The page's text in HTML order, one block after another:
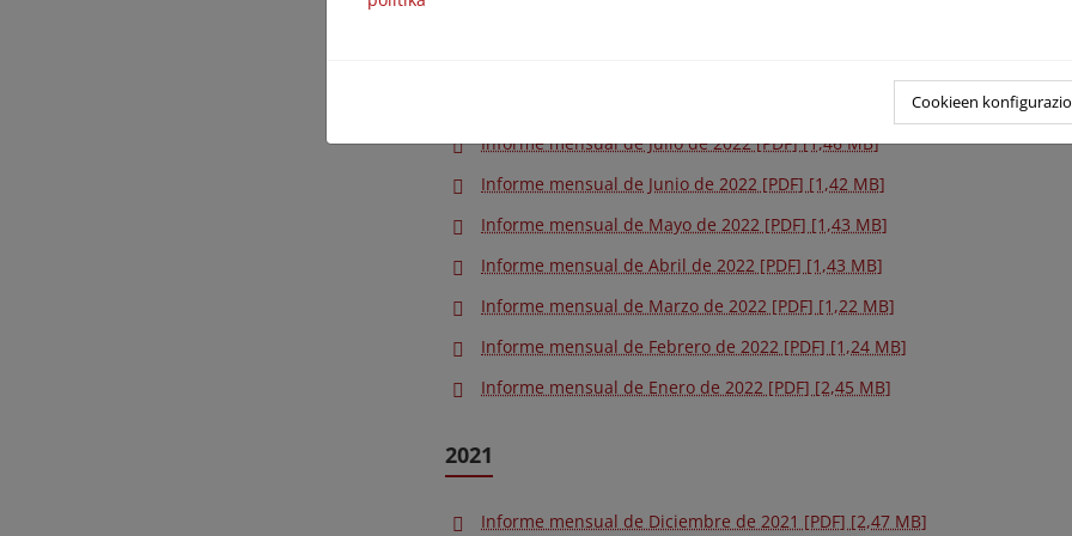
Informe mensual de Julio de 2022 [PDF] [1,46 MB]
Informe mensual de Junio de 2022 [PDF] [1,42 MB]
Informe mensual de Mayo de 2022 [PDF] [1,43 MB]
Informe mensual de Abril de 2022 [PDF] [1,43 MB]
Informe mensual de Marzo de 2022 [PDF] [1,22 MB]
Informe mensual de Febrero de 2022 [PDF] [1,24 MB]
Informe mensual de Enero de 2022 [PDF] [2,45 MB]
2021
Informe mensual de Diciembre de 2021 [PDF] [2,47 MB]
Cookieen